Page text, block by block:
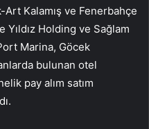
Art Kalamış ve Fenerbahçe
Holding ve Sağlam
Marina, Göcek
bulunan otel
pay alım satım